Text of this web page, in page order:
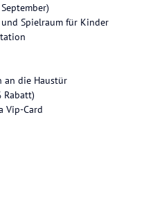
Spielraum für Kinder
an die Haustür
Rabatt)
Vip-Card